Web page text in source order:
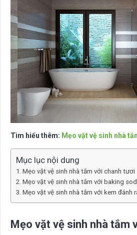
Tìm hiểu thêm: Mẹo vặt vệ sinh nhà
Mục lục nội dung
Mẹo vặt vệ sinh nhà tắm với chanh tươi
Mẹo vặt vệ sinh nhà tắm với baking
Mẹo vặt vệ sinh nhà tắm với kem đánh
Mẹo vặt vệ sinh nhà tắm